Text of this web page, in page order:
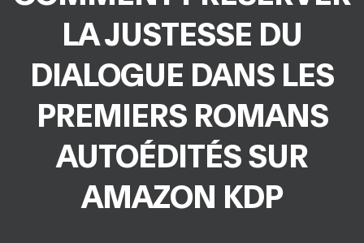
LA JUSTESSE DU
DIALOGUE DANS LES
PREMIERS ROMANS
AUTOÉDITÉS SUR
AMAZON KDP